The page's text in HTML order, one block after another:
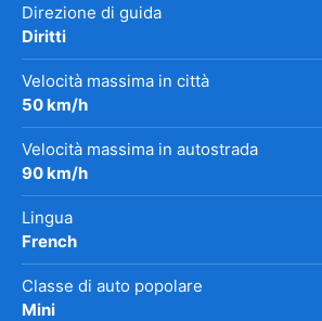
Direzione di guida
Diritti
Velocità massima in città
50 km/h
Velocità massima in autostrada
90 km/h
Lingua
French
Classe di auto popolare
Mini